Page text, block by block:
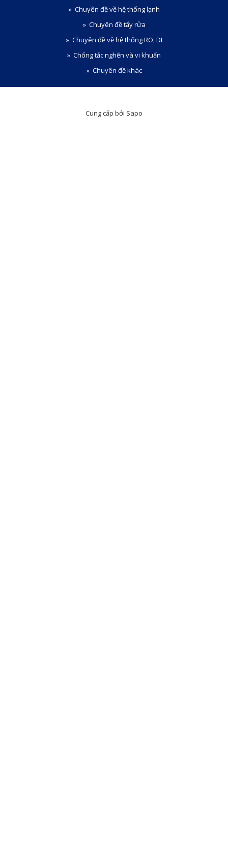
Chuyên đề về hệ thống lạnh
Chuyên đề tẩy rửa
Chuyên đề về hệ thống RO, DI
Chống tắc nghẽn và vi khuẩn
Chuyên đề khác
Cung cấp bởi Sapo